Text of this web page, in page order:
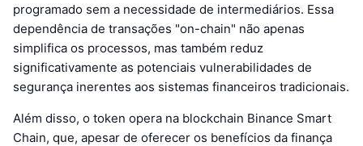
programado sem a necessidade de intermediários. Essa
dependência de transações "on-chain" não apenas
simplifica os processos, mas também reduz
significativamente as potenciais vulnerabilidades de
segurança inerentes aos sistemas financeiros tradicionais.
Além disso, o token opera na blockchain Binance Smart
Chain, que, apesar de oferecer os benefícios da finança